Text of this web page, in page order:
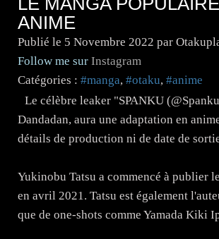
ANIME
Publié le 5 Novembre 2022 par
Follow me sur Instagram
Catégories : #manga, #otaku, #anime
Le célèbre leaker "SPANKU
Dandadan, aura une adaptation en
détails de production ni de date de
Yukinobu Tatsu a commencé à publier
en avril 2021. Tatsu est également
que de one-shots comme Yamada Kiki